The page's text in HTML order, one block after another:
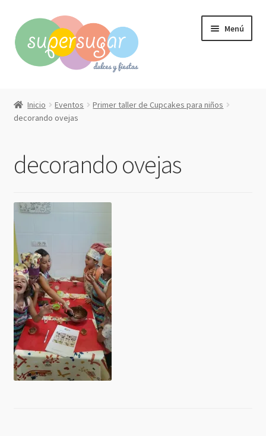
a
la
navegación
al
contenido
Menú
Compra online
Mi cuenta
Inicio Eventos
Primer taller de Cupcakes para niños
decorando ovejas
decorando ovejas